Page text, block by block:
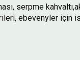
serpme
ebevenyler için